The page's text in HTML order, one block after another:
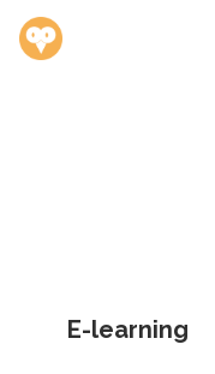
E-learning